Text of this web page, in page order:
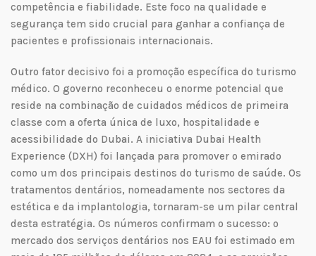
competência e fiabilidade. Este foco na qualidade e
segurança tem sido crucial para ganhar a confiança de
pacientes e profissionais internacionais.
Outro fator decisivo foi a promoção específica do turismo
médico. O governo reconheceu o enorme potencial que
reside na combinação de cuidados médicos de primeira
classe com a oferta única de luxo, hospitalidade e
acessibilidade do Dubai. A iniciativa Dubai Health
Experience (DXH) foi lançada para promover o emirado
como um dos principais destinos do turismo de saúde. Os
tratamentos dentários, nomeadamente nos sectores da
estética e da implantologia, tornaram-se um pilar central
desta estratégia. Os números confirmam o sucesso: o
mercado dos serviços dentários nos EAU foi estimado em